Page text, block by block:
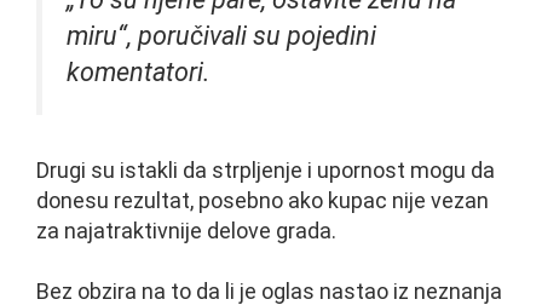
miru“, poručivali su pojedini
komentatori.
Drugi su istakli da strpljenje i upornost mogu da
donesu rezultat, posebno ako kupac nije vezan
za najatraktivnije delove grada.
Bez obzira na to da li je oglas nastao iz neznanja